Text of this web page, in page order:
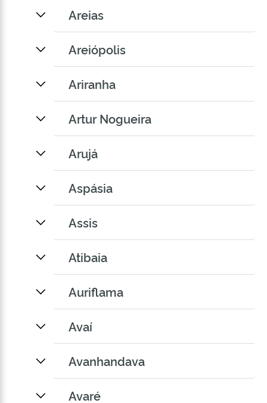
Areias
Areiópolis
Ariranha
Artur Nogueira
Arujá
Aspásia
Assis
Atibaia
Auriflama
Avaí
Avanhandava
Avaré